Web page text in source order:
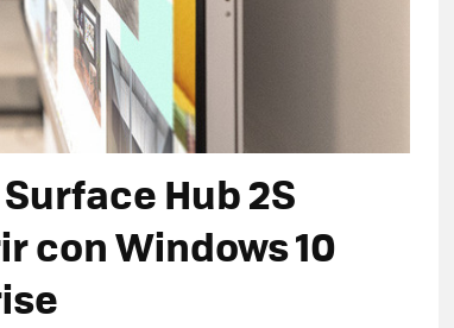
Hub 2S
con Windows 10